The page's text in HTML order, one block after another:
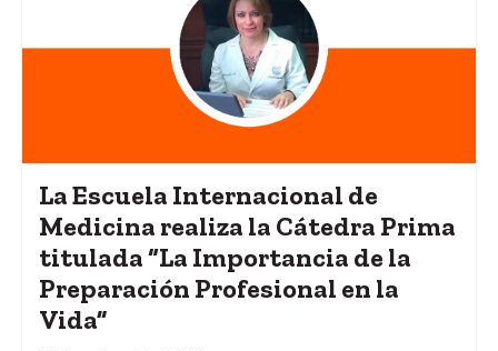
La Escuela Internacional de
Medicina realiza la Cátedra Prima
titulada “La Importancia de la
Preparación Profesional en la
Vida”